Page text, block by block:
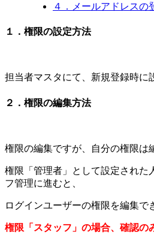
４．メールアドレスの
１．権限の設定方法
担当者マスタにて、新規登録時に
２．権限の編集方法
権限の編集ですが、自分の権限は
権限「管理者」として設定された
フ管理に進むと、
ログインユーザーの権限を編集で
権限「スタッフ」の場合、確認の